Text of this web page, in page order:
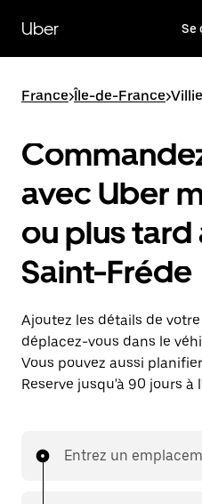
contenu
principal
Uber Se
France>Île-de-France>
avec Uber
ou plus tard
Saint-Fréde
Ajoutez les détails de
déplacez-vous dans le
Vous pouvez aussi
Reserve jusqu'à 90 jours à
Entrez un